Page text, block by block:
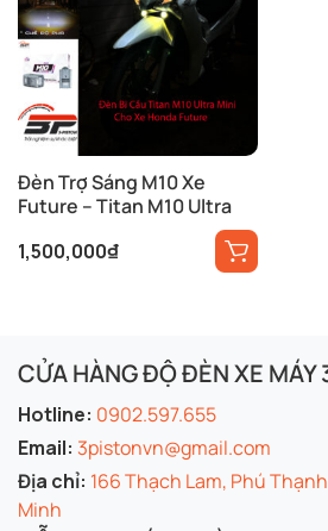
Đèn Trợ Sáng M10 Xe
Future – Titan M10 Ultra
1,500,000₫
CỬA HÀNG ĐỘ ĐÈN XE MÁY
Hotline: 0902.597.655
Email: 3pistonvn@gmail.com
Địa chỉ: 166 Thạch Lam, Phú
Minh